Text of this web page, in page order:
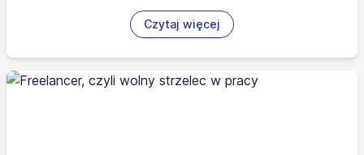
Czytaj więcej